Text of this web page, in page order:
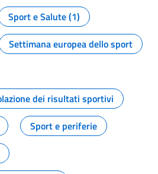
Sport e Salute (1)
Settimana europea dello sport
dei risultati sportivi
Sport e periferie